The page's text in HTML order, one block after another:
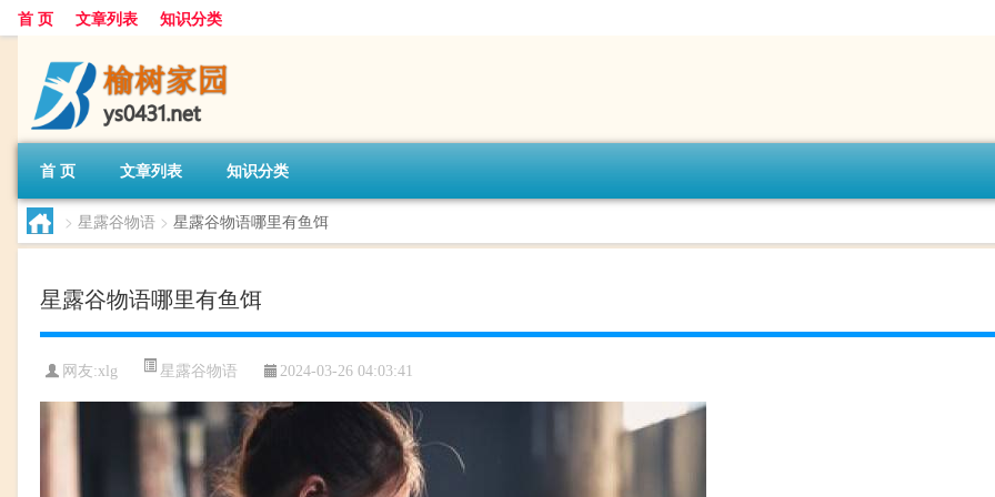
首 页 文章列表 知识分类
首 页 文章列表 知识分类
> 星露谷物语 > 星露谷物语哪里有鱼饵
星露谷物语哪里有鱼饵
网友:xlg 星露谷物语 2024-03-26 04:03:41